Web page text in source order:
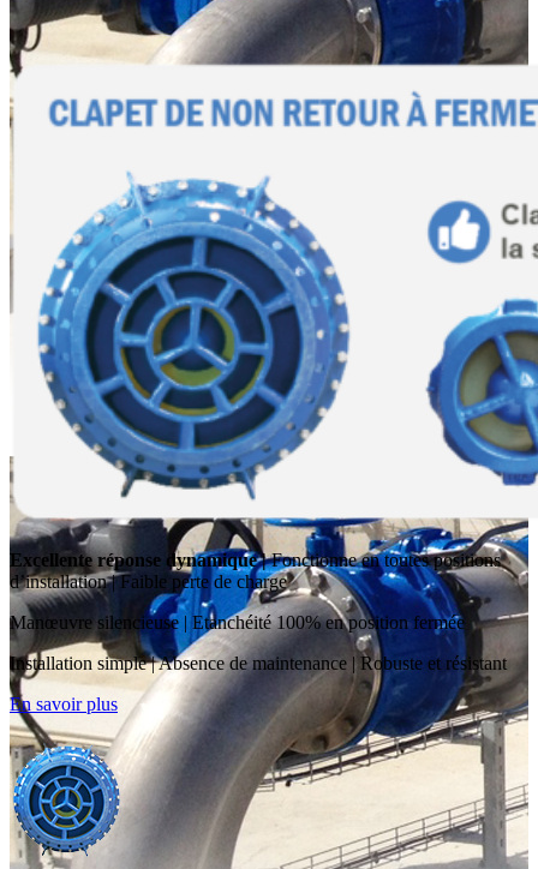
Excellente réponse dynamique |Fonctionne en toutes positions
d’installation | Faible perte de charge
Manœuvre silencieuse | Etanchéité 100% en position fermée
Installation simple | Absence de maintenance | Robuste et résistant
En savoir plus